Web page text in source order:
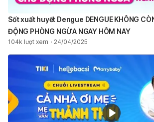
Sốt xuất huyết Dengue DENGUE KHÔNG
ĐỘNG PHÒNG NGỪA NGAY HÔM NAY ​
104k lượt xem 24/04/2025